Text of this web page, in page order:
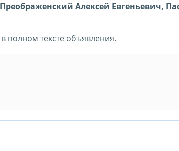
Преображенский Алексей Евгеньевич,
полном тексте объявления.